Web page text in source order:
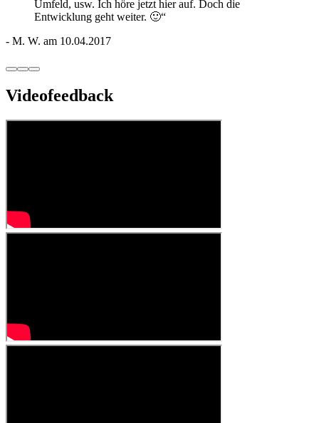
Umfeld, usw. Ich höre jetzt hier auf. Doch die
Entwicklung geht weiter. 🙂“
- M. W. am 10.04.2017
Videofeedback